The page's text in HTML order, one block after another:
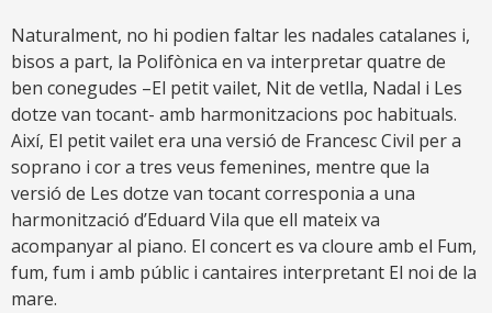
Naturalment, no hi podien faltar les nadales catalanes i,
bisos a part, la Polifònica en va interpretar quatre de
ben conegudes –El petit vailet, Nit de vetlla, Nadal i Les
dotze van tocant- amb harmonitzacions poc habituals.
Així, El petit vailet era una versió de Francesc Civil per a
soprano i cor a tres veus femenines, mentre que la
versió de Les dotze van tocant corresponia a una
harmonització d’Eduard Vila que ell mateix va
acompanyar al piano. El concert es va cloure amb el Fum,
fum, fum i amb públic i cantaires interpretant El noi de la
mare.